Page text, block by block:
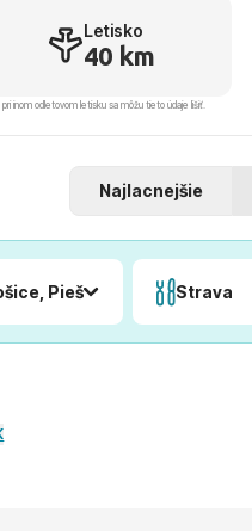
Letisko
40 km
inom odletovom letisku sa môžu tieto údaje líšiť.
Najlacnejšie
Piešťany, PopradStrava